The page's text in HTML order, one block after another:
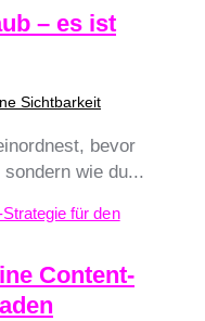
– es ist
Sichtbarkeit
bevor
wie du...
Content-